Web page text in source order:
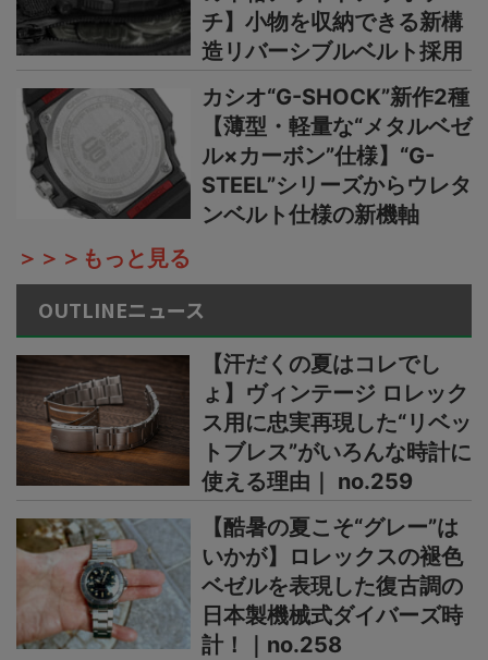
チ】小物を収納できる新構
造リバーシブルベルト採用
カシオ“G-SHOCK”新作2種
【薄型・軽量な“メタルベゼ
ル×カーボン”仕様】“G-
STEEL”シリーズからウレタ
ンベルト仕様の新機軸
＞＞＞もっと見る
OUTLINEニュース
【汗だくの夏はコレでし
ょ】ヴィンテージ ロレック
ス用に忠実再現した“リベッ
トブレス”がいろんな時計に
使える理由｜ no.259
【酷暑の夏こそ“グレー”は
いかが】ロレックスの褪色
ベゼルを表現した復古調の
日本製機械式ダイバーズ時
計！｜no.258